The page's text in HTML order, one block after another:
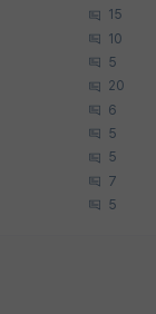
15
10
5
20
6
5
5
7
5